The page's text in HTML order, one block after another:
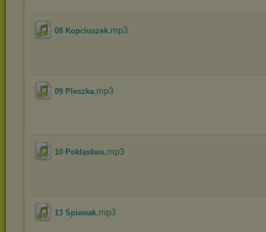
08 Kopciuszek.mp3
09 Pleszka.mp3
10 Pokląskwa.mp3
13 Śpiewak.mp3